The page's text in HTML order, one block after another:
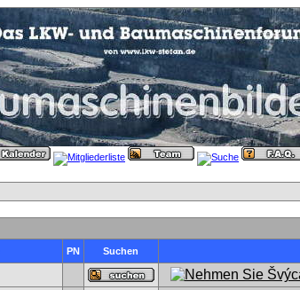
PN Suchen